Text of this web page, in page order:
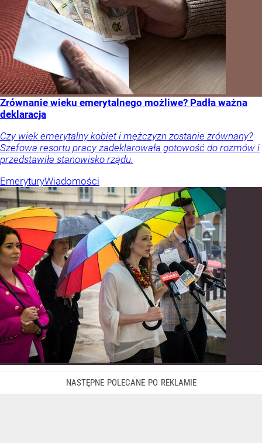
Zrównanie wieku emerytalnego możliwe? Padła ważna
deklaracja
Czy wiek emerytalny kobiet i mężczyzn zostanie zrównany?
Szefowa resortu pracy zadeklarowała gotowość do rozmów i
przedstawiła stanowisko rządu.
EmeryturyWiadomości